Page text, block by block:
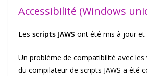
Accessibilité (Windows
Les scripts JAWS ont été mis à jour et
Un problème de compatibilité avec les
du compilateur de scripts JAWS a été